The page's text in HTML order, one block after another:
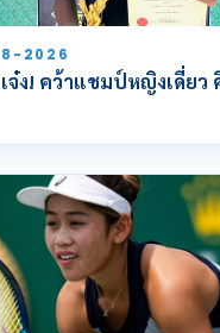
2026
จ๋ง! คว้าแชมป์หญิงเดี่ยว